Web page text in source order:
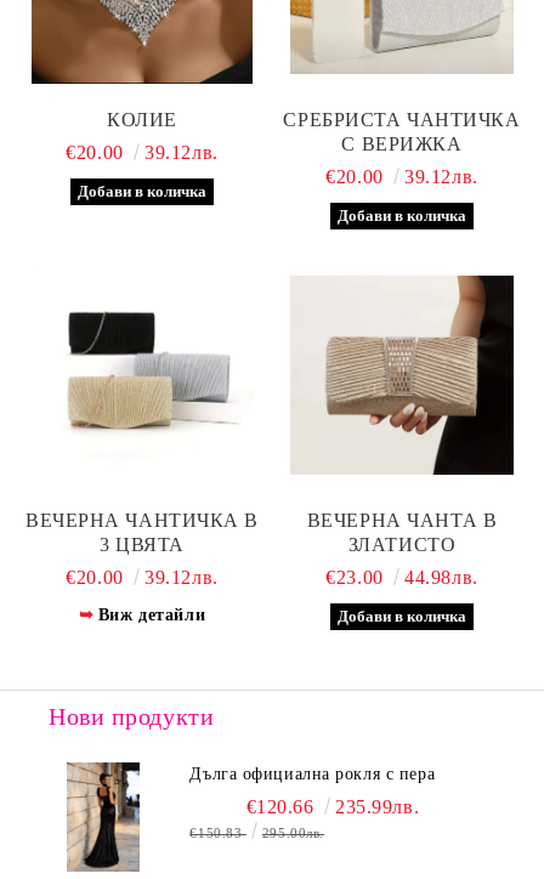
КОЛИЕ
€20.00
39.12лв.
СРЕБРИСТА ЧАНТИЧКА
С ВЕРИЖКА
€20.00
39.12лв.
ВЕЧЕРНА ЧАНТИЧКА В
3 ЦВЯТА
€20.00
39.12лв.
Виж детайли
ВЕЧЕРНА ЧАНТА В
ЗЛАТИСТО
€23.00
44.98лв.
Нови продукти
Дълга официална рокля с пера
€120.66 235.99лв.
€150.83 295.00лв.